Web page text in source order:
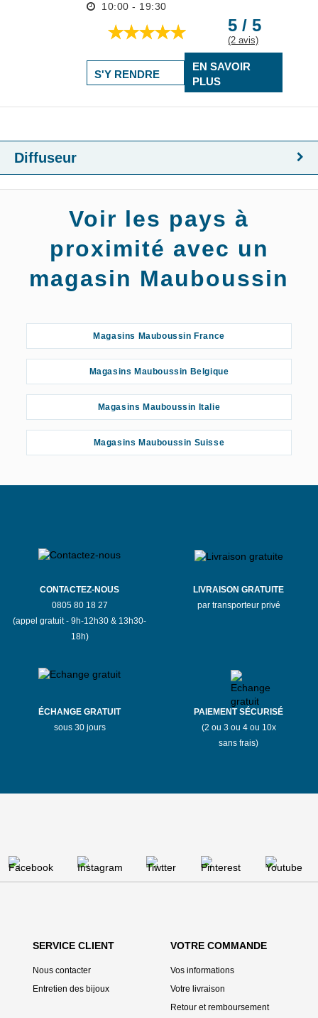
10:00 - 19:30
5 / 5
(2 avis)
EN SAVOIR
PLUS
S'Y RENDRE
Diffuseur
Voir les pays à
proximité avec un
magasin Mauboussin
Magasins Mauboussin France
Magasins Mauboussin Belgique
Magasins Mauboussin Italie
Magasins Mauboussin Suisse
CONTACTEZ-NOUS
0805 80 18 27
(appel gratuit - 9h-12h30 & 13h30-
18h)
LIVRAISON GRATUITE
par transporteur privé
ÉCHANGE GRATUIT
sous 30 jours
PAIEMENT SÉCURISÉ
(2 ou 3 ou 4 ou 10x
sans frais)
SERVICE CLIENT
Nous contacter
Entretien des bijoux
VOTRE COMMANDE
Vos informations
Votre livraison
Retour et remboursement